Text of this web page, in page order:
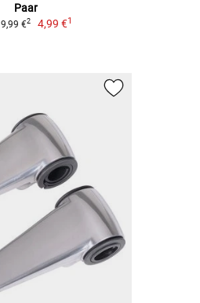
Paar
€2 4,99 €1